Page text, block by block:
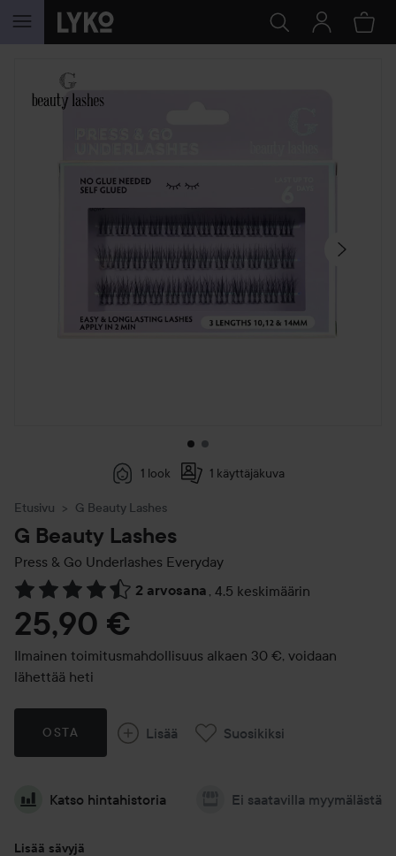
SIIRTYÄ JHK SISÄLTÖÖN
OHITA OSIO
1 look 1 käyttäjäkuva
Etusivu G Beauty Lashes
G Beauty Lashes
Press & Go Underlashes Everyday
2 arvosana , 4.5 keskimäärin
Siirtyä jhk Arvosana & kommentit
25,90 €
Ilmainen toimitusmahdollisuus alkaen 30 €, voidaan
lähettää heti
OSTA Lisää Suosikiksi
Katso hintahistoria Ei saatavilla myymälästä
Lisää sävyjä